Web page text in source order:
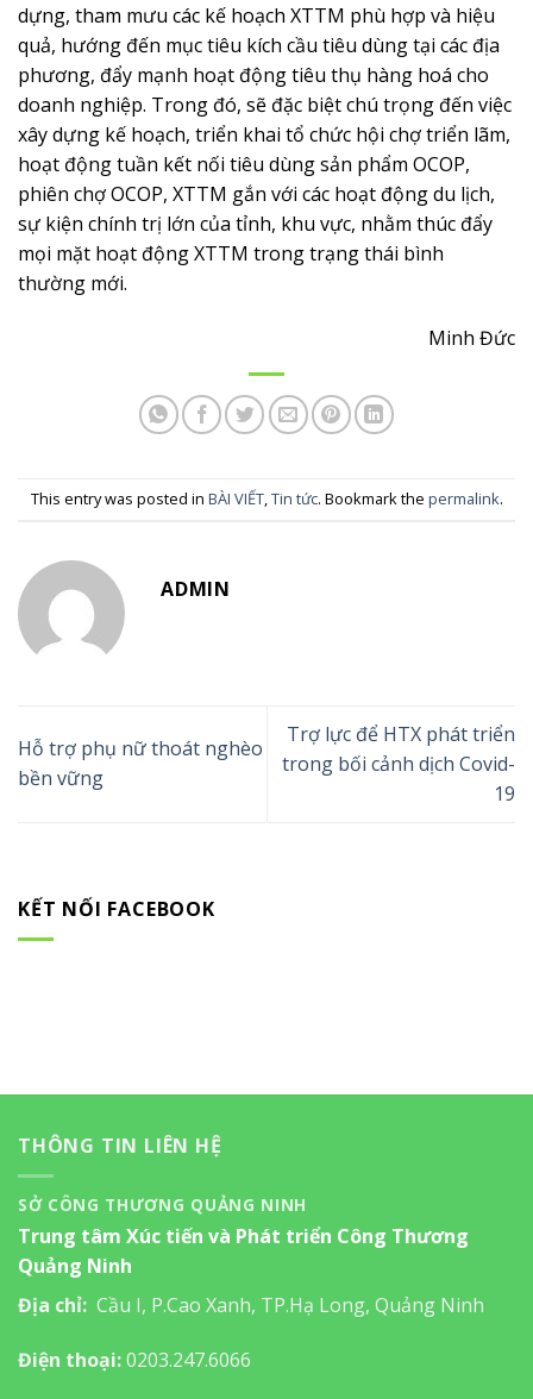
dựng, tham mưu các kế hoạch XTTM phù hợp và hiệu
quả, hướng đến mục tiêu kích cầu tiêu dùng tại các địa
phương, đẩy mạnh hoạt động tiêu thụ hàng hoá cho
doanh nghiệp. Trong đó, sẽ đặc biệt chú trọng đến việc
xây dựng kế hoạch, triển khai tổ chức hội chợ triển lãm,
hoạt động tuần kết nối tiêu dùng sản phẩm OCOP,
phiên chợ OCOP, XTTM gắn với các hoạt động du lịch,
sự kiện chính trị lớn của tỉnh, khu vực, nhằm thúc đẩy
mọi mặt hoạt động XTTM trong trạng thái bình
thường mới.
Minh Đức
This entry was posted in BÀI VIẾT,Tin tức. Bookmark the permalink.
ADMIN
Hỗ trợ phụ nữ thoát nghèo
bền vững
Trợ lực để HTX phát triển
trong bối cảnh dịch Covid-
19
KẾT NỐI FACEBOOK
THÔNG TIN LIÊN HỆ
SỞ CÔNG THƯƠNG QUẢNG NINH
Trung tâm Xúc tiến và Phát triển Công Thương
Quảng Ninh
Địa chỉ: Cầu I, P.Cao Xanh, TP.Hạ Long, Quảng Ninh
Điện thoại:0203.247.6066